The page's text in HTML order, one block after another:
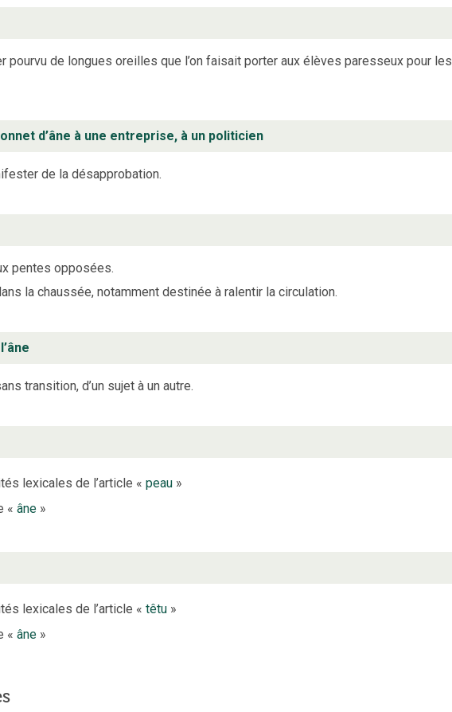
pourvu de longues oreilles que l’on faisait porter aux élèves paresseux pour les
d’âne à une entreprise, à un politicien
de la désapprobation.
pentes opposées.
la chaussée, notamment destinée à ralentir la circulation.
transition, d’un sujet à un autre.
lexicales de l’article « peau»
« âne»
lexicales de l’article « têtu»
« âne»